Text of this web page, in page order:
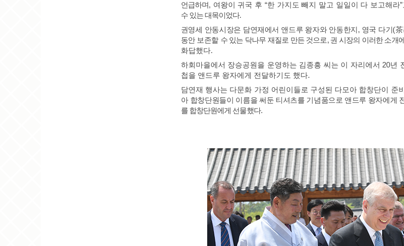
언급하며, 여왕이 귀국 후 “한 가지도 빼지 말고 일일이 다 보고해라”
수 있는 대목이었다.
권영세 안동시장은 담연재에서 앤드루 왕자와 안동한지 , 영국 다기 (
동안 보존할 수 있는 닥나무 재질로 만든 것으로, 권 시장의 이러한 소개
화답했다.
하회마을에서 장승공원을 운영하는 김종흥 씨는 이 자리에서 20년
첩을 앤드루 왕자에게 전달하기도 했다.
담연재 행사는 다문화 가정 어린이들로 구성된 다모아 합창단이 준
아 합창단원들이 이름을 써둔 티셔츠를 기념품으로 앤드루 왕자에게
를 합창단원에게 선물했다.